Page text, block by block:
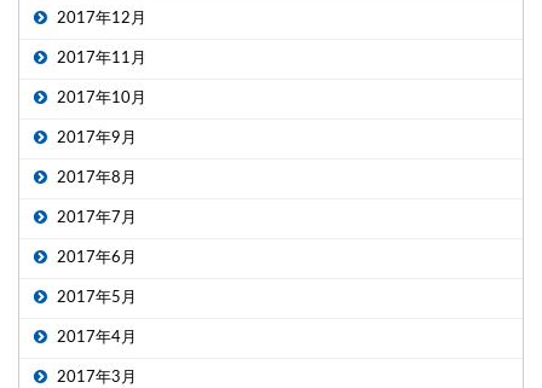
2017年12月
2017年11月
2017年10月
2017年9月
2017年8月
2017年7月
2017年6月
2017年5月
2017年4月
2017年3月